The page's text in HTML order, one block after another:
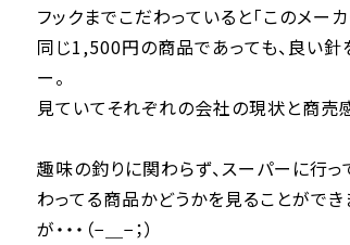
フックまでこだわっていると「このメー
同じ1,500円の商品であっても、良い針
ー。
見ていてそれぞれの会社の現状と商売
趣味の釣りに関わらず、スーパーに行
わってる商品かどうかを見ることがで
が・・・（−＿−；）